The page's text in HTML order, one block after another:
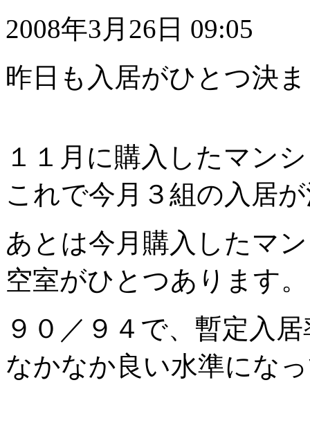
2008年3月26日 09:05
昨日も入居がひとつ決
１１月に購入したマン
これで今月３組の入居
あとは今月購入したマ
空室がひとつあります。
９０／９４で、暫定入
なかなか良い水準に